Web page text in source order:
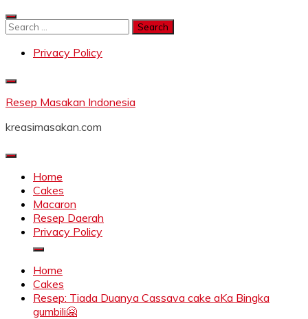
Skip
to
Search
Privacy Policy
Resep Masakan Indonesia
kreasimasakan.com
Home
Cakes
Macaron
Resep Daerah
Privacy Policy
Home
Cakes
Resep: Tiada Duanya Cassava cake aKa Bingka
gumbili🤗